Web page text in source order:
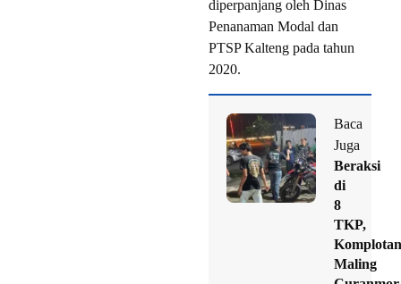
diperpanjang oleh Dinas
Penanaman Modal dan
PTSP Kalteng pada tahun
2020.
Baca
Juga
Beraksi
di
8
TKP,
Komplotan
Maling